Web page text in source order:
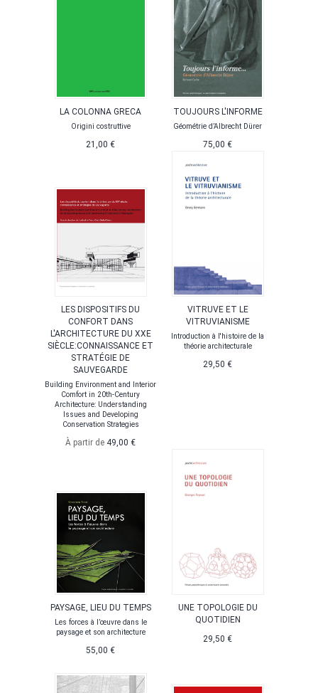
LA COLONNA GRECA
Origini costruttive
21,00 €
TOUJOURS L'INFORME
Géométrie d’Albrecht Dürer
75,00 €
LES DISPOSITIFS DU
CONFORT DANS
L'ARCHITECTURE DU XXE
SIÈCLE:CONNAISSANCE ET
STRATÉGIE DE
SAUVEGARDE
Building Environment and Interior
Comfort in 20th-Century
Architecture: Understanding
Issues and Developing
Conservation Strategies
À partir de 49,00 €
VITRUVE ET LE
VITRUVIANISME
Introduction à l'histoire de la
théorie architecturale
29,50 €
PAYSAGE, LIEU DU TEMPS
Les forces à l’œuvre dans le
paysage et son architecture
55,00 €
UNE TOPOLOGIE DU
QUOTIDIEN
29,50 €